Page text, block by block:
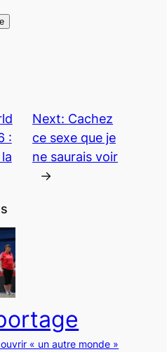
:
Next: Cachez
ce sexe que je
ne saurais voir
→
« un autre monde »